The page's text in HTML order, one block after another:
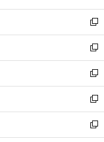
開
く
ウ
で
開
く
ン
ド
ウ
で
開
く
ウ
ィ
ン
ド
ウ
で
開
く
新
し
い
ウ
ィ
ン
ド
ウ
で
開
新
し
い
ウ
ィ
ン
ド
ウ
新
し
い
ウ
ィ
ン
新
し
い
ウ
新
し